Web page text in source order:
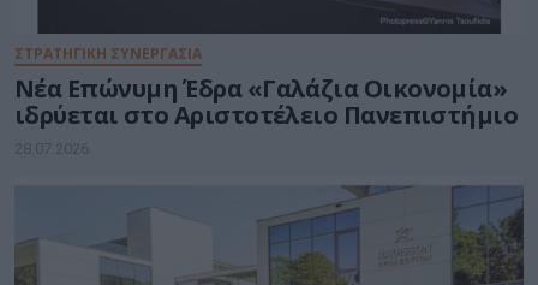
ΣΤΡΑΤΗΓΙΚΗ ΣΥΝΕΡΓΑΣΙΑ
Νέα Επώνυμη Έδρα «Γαλάζια Οικονομία»
ιδρύεται στο Αριστοτέλειο Πανεπιστήμιο
28.07.2026